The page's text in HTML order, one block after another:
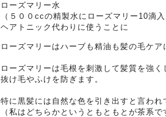
ローズマリー水
（５００ccの精製水にローズマリー10滴
ヘアトニック代わりに使うことに
ローズマリーはハーブも精油も髪の毛ケア
ローズマリーは毛根を刺激して髪質を強く
抜け毛やふけを防ぎます。
特に黒髪には自然な色を引き出すと言われ
（私はどちらかというともともとが茶系で